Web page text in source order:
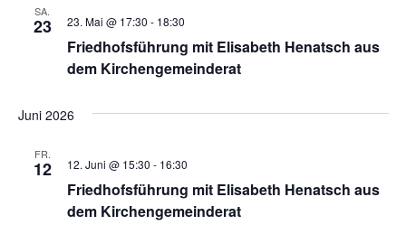
SA.
23
Friedhofsführung mit Elisabeth Henatsch aus
dem Kirchengemeinderat
23. Mai @ 17:30 - 18:30
Juni 2026
FR.
12
Friedhofsführung mit Elisabeth Henatsch aus
dem Kirchengemeinderat
12. Juni @ 15:30 - 16:30